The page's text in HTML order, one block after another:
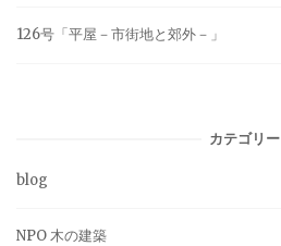
126号「平屋－市街地と郊外－」
カテゴリー
blog
NPO 木の建築